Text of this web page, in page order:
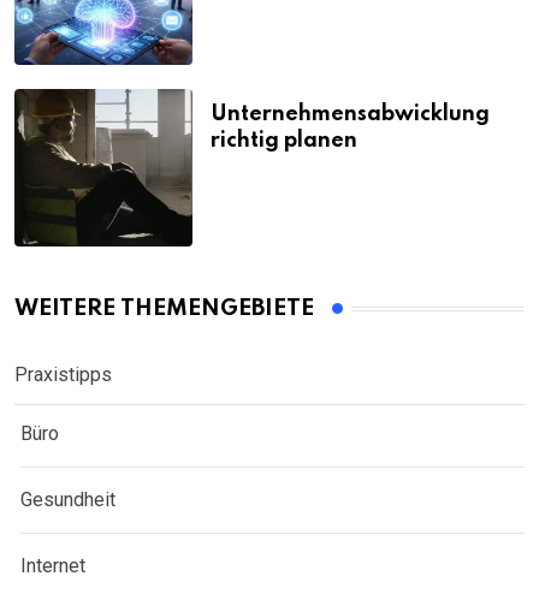
Unternehmensabwicklung
richtig planen
WEITERE THEMENGEBIETE
Praxistipps
Büro
Gesundheit
Internet